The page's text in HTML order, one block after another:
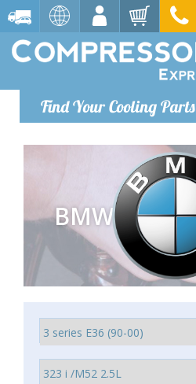
Find Your Cooling Parts
BMW